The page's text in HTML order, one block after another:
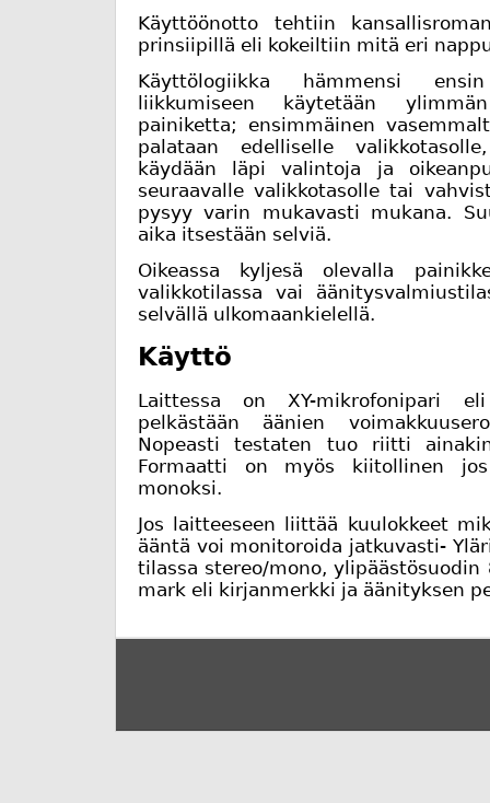
Käyttöönotto tehtiin
prinsiipillä eli kokeiltiin mitä eri
Käyttölogiikka hämmensi
liikkumiseen käytetään
painiketta; ensimmäinen
palataan edelliselle
käydään läpi valintoja ja
seuraavalle valikkotasolle tai
pysyy varin mukavasti mukana.
aika itsestään selviä.
Oikeassa kyljesä olevalla
valikkotilassa vai
selvällä ulkomaankielellä.
Käyttö
Laittessa on XY-mikrofonipari
pelkästään äänien
Nopeasti testaten tuo riitti
Formaatti on myös kiitollinen
monoksi.
Jos laitteeseen liittää kuulokkeet
ääntä voi monitoroida jatkuvasti-
tilassa stereo/mono,
mark eli kirjanmerkki ja äänityksen